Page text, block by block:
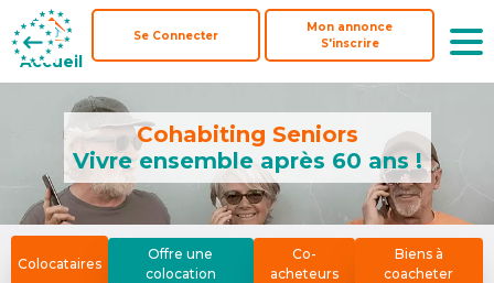
Accueil
Se Connecter
Mon annonce
S'inscrire
Accueil
Se Connecter
Mon annonce
S'inscrire
Cohabiting Seniors
Vivre ensemble après 60 ans !
Colocataires
Offre une
colocation
Co-
acheteurs
Biens à
coacheter